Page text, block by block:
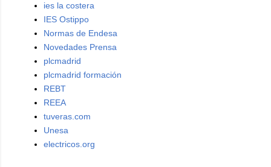
ies la costera
IES Ostippo
Normas de Endesa
Novedades Prensa
plcmadrid
plcmadrid formación
REBT
REEA
tuveras.com
Unesa
electricos.org